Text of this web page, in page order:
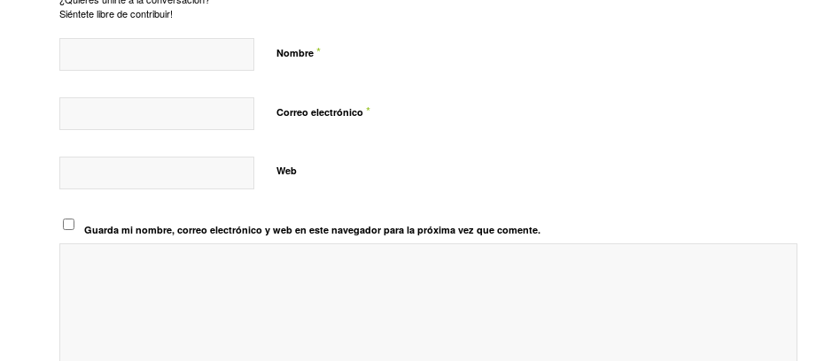
Siéntete libre de contribuir!
Nombre *
Correo electrónico *
Web
Guarda mi nombre, correo electrónico y web en este navegador para la próxima vez que comente.